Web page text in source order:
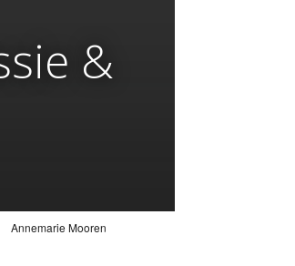
&
Annemarie Mooren